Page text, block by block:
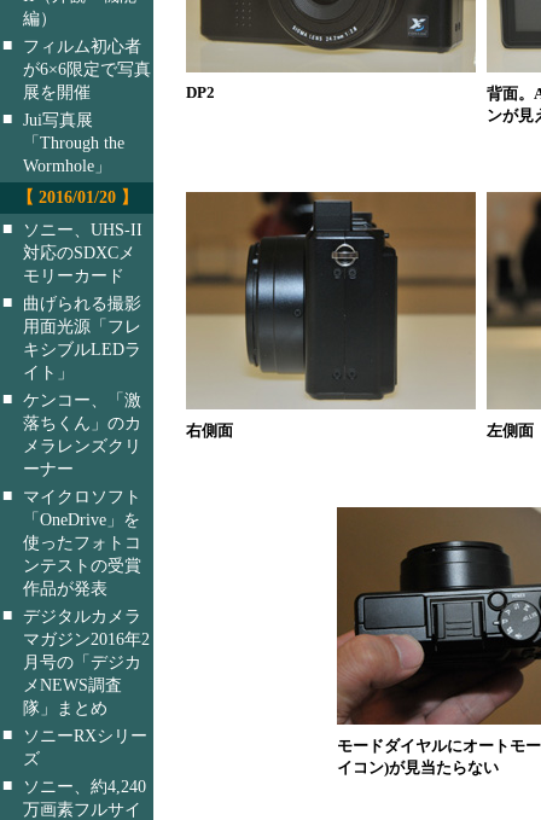
編）
■
フィルム初心者
が6×6限定で写真
展を開催
■ Jui写真展
「Through the
Wormhole」
【 2016/01/20 】
■
ソニー、UHS-II
対応のSDXCメ
モリーカード
■
曲げられる撮影
用面光源「フレ
キシブルLEDラ
イト」
■ ケンコー、「激
落ちくん」のカ
メラレンズクリ
ーナー
■
マイクロソフト
「OneDrive」を
使ったフォトコ
ンテストの受賞
作品が発表
■ デジタルカメラ
マガジン2016年2
月号の「デジカ
メNEWS調査
隊」まとめ
■
ソニーRXシリー
ズ
■
ソニー、約4,240
万画素フルサイ
DP2
背面。
ンが見
右側面 左側面
モードダイヤルにオートモ
イコン)が見当たらない